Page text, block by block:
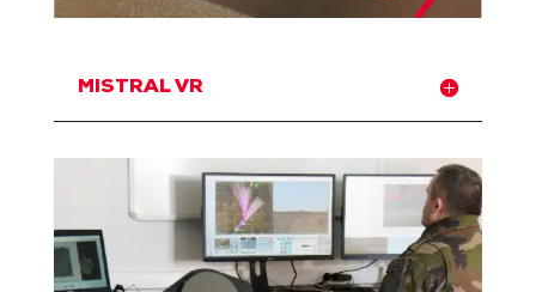
MISTRAL VR